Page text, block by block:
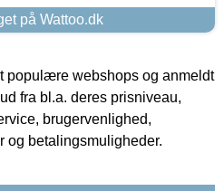
på Wattoo.dk
populære webshops og anmeldt
fra bl.a. deres prisniveau,
brugervenlighed,
og betalingsmuligheder.